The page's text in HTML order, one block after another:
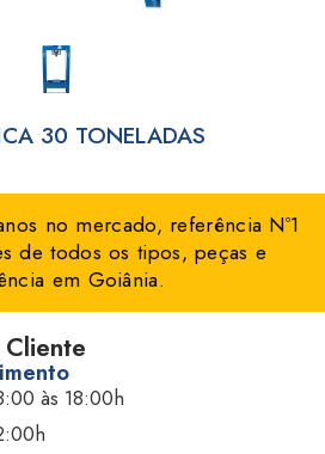
30 TONELADAS
no mercado, referência Nº1
de todos os tipos, peças e
em Goiânia.
às 18:00h